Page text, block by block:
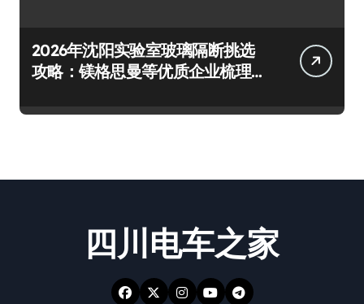
2026年沈阳实验室玻璃隔断挑选
攻略：镁格思曼等优质企业梳理
四川电车之家